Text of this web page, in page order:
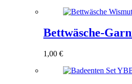
Bettwäsche-
1,00 €